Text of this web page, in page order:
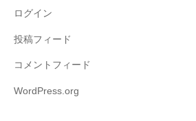
ログイン
投稿フィード
コメントフィード
WordPress.org